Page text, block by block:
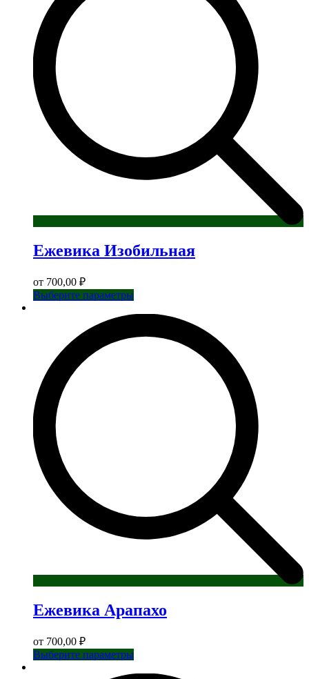
Ежевика Изобильная
от 700,00 ₽
Выберите параметрыЭтот
вариаций.
Ежевика Арапахо
от 700,00 ₽
Выберите параметрыЭтот